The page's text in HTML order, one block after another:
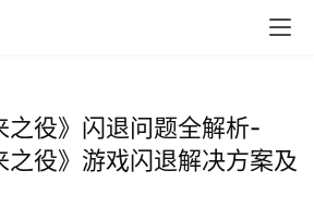
之役》闪退问题全解析-
之役》游戏闪退解决方案及